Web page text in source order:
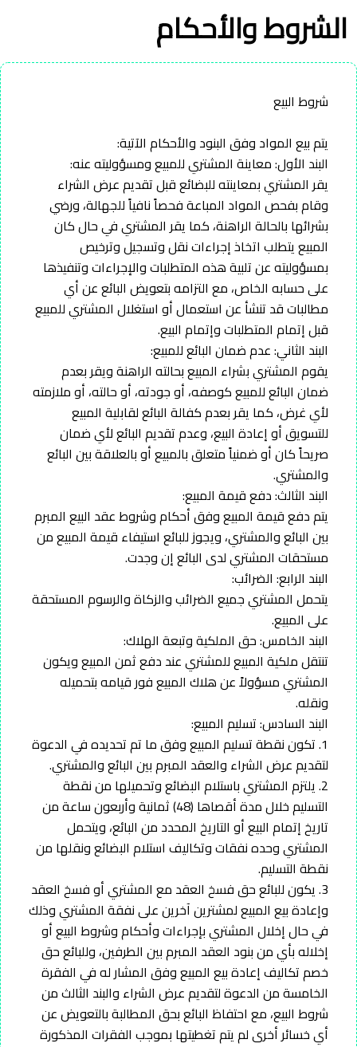
الشروط والأحكام
شروط البيع
يتم بيع المواد وفق البنود والأحكام الآتية:
البند الأول: معاينة المشتري للمبيع ومسؤوليته عنه:
يقر المشتري بمعاينته للبضائع قبل تقديم عرض الشراء
وقام بفحص المواد المباعة فحصاً نافياً للجهالة، ورضي
بشرائها بالحالة الراهنة، كما يقر المشتري في حال كان
المبيع يتطلب اتخاذ إجراءات نقل وتسجيل وترخيص
بمسؤوليته عن تلبية هذه المتطلبات والإجراءات وتنفيذها
على حسابه الخاص، مع التزامه بتعويض البائع عن أي
مطالبات قد تنشأ عن استعمال أو استغلال المشتري للمبيع
قبل إتمام المتطلبات وإتمام البيع.
البند الثاني: عدم ضمان البائع للمبيع:
يقوم المشتري بشراء المبيع بحالته الراهنة ويقر بعدم
ضمان البائع للمبيع كوصفه، أو جودته، أو حالته، أو ملازمته
لأي غرض، كما يقر بعدم كفالة البائع لقابلية المبيع
للتسويق أو إعادة البيع، وعدم تقديم البائع لأي ضمان
صريحاً كان أو ضمنياً متعلق بالمبيع أو بالعلاقة بين البائع
والمشتري.
البند الثالث: دفع قيمة المبيع:
يتم دفع قيمة المبيع وفق أحكام وشروط عقد البيع المبرم
بين البائع والمشتري، ويجوز للبائع استيفاء قيمة المبيع من
مستحقات المشتري لدى البائع إن وجدت.
البند الرابع: الضرائب:
يتحمل المشتري جميع الضرائب والزكاة والرسوم المستحقة
على المبيع.
البند الخامس: حق الملكية وتبعة الهلاك:
تنتقل ملكية المبيع للمشتري عند دفع ثمن المبيع ويكون
المشتري مسؤولاً عن هلاك المبيع فور قيامه بتحميله
ونقله.
البند السادس: تسليم المبيع:
1. تكون نقطة تسليم المبيع وفق ما تم تحديده في الدعوة
لتقديم عرض الشراء والعقد المبرم بين البائع والمشتري.
2. يلتزم المشتري باستلام البضائع وتحميلها من نقطة
التسليم خلال مدة أقصاها (48) ثمانية وأربعون ساعة من
تاريخ إتمام البيع أو التاريخ المحدد من البائع، ويتحمل
المشتري وحده نفقات وتكاليف استلام البضائع ونقلها من
نقطة التسليم.
3. يكون للبائع حق فسخ العقد مع المشتري أو فسخ العقد
وإعادة بيع المبيع لمشترين آخرين على نفقة المشتري وذلك
في حال إخلال المشتري بإجراءات وأحكام وشروط البيع أو
إخلاله بأي من بنود العقد المبرم بين الطرفين، وللبائع حق
خصم تكاليف إعادة بيع المبيع وفق المشار له في الفقرة
الخامسة من الدعوة لتقديم عرض الشراء والبند الثالث من
شروط البيع، مع احتفاظ البائع بحق المطالبة بالتعويض عن
أي خسائر أخرى لم يتم تغطيتها بموجب الفقرات المذكورة